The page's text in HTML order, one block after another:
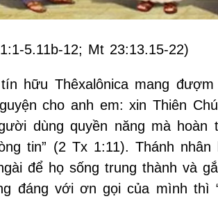
5.11b-12; Mt 23:13.15-22)
hữu Thêxalônica mang
cho anh em: xin Thiên
dùng quyền năng mà hoàn
tin” (2 Tx 1:11). Thánh nhân
để họ sống trung thành và
đáng với ơn gọi của mình thì